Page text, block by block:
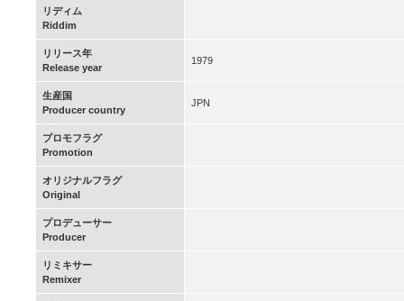
リディム
Riddim
リリース年
Release year
1979
生産国
Producer country
JPN
プロモフラグ
Promotion
オリジナルフラグ
Original
プロデューサー
Producer
リミキサー
Remixer